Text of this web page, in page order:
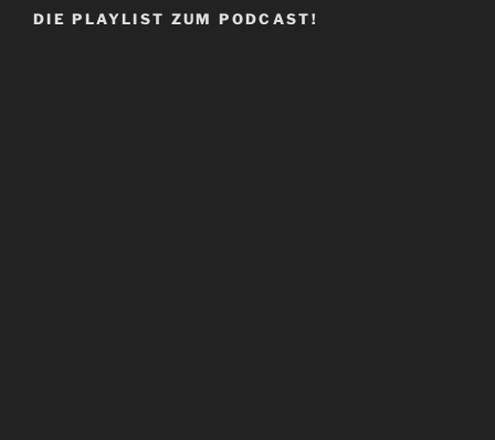
DIE PLAYLIST ZUM PODCAST!